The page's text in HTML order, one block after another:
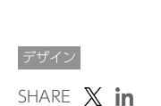
デザイン
SHARE